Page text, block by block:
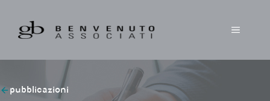
contenuto
MENU
pubblicazioni